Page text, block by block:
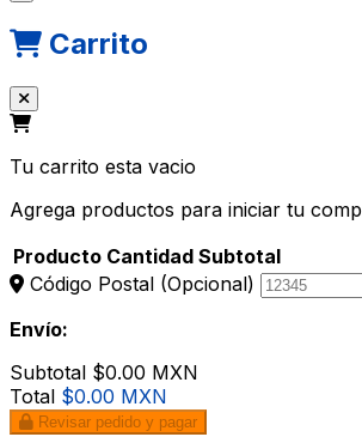
Carrito
Tu carrito esta vacio
Agrega productos para iniciar tu
Producto Cantidad Subtotal
Código Postal (Opcional)
Envío:
Subtotal $0.00 MXN
Total $0.00 MXN
Revisar pedido y pagar